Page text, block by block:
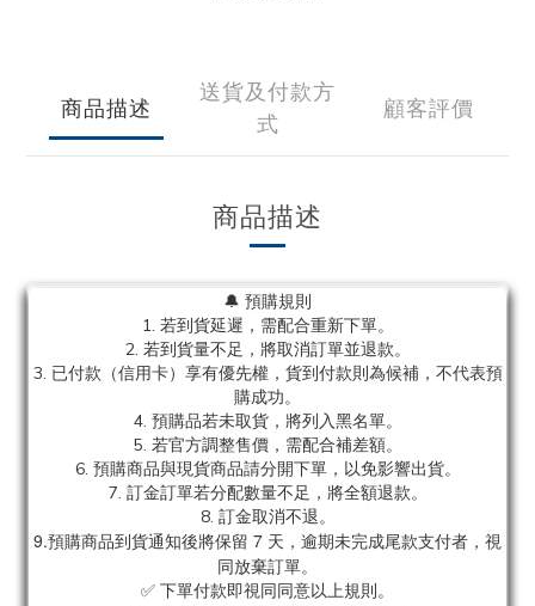
商品描述
送貨及付款方
式
顧客評價
商品描述
🔔 預購規則
1. 若到貨延遲，需配合重新下單。
2. 若到貨量不足，將取消訂單並退款。
3. 已付款（信用卡）享有優先權，貨到付款則為候補，不代表預
購成功。
4. 預購品若未取貨，將列入黑名單。
5. 若官方調整售價，需配合補差額。
6. 預購商品與現貨商品請分開下單，以免影響出貨。
7. 訂金訂單若分配數量不足，將全額退款。
8. 訂金取消不退。
9.預購商品到貨通知後將保留 7 天，逾期未完成尾款支付者，視
同放棄訂單。
✅ 下單付款即視同同意以上規則。